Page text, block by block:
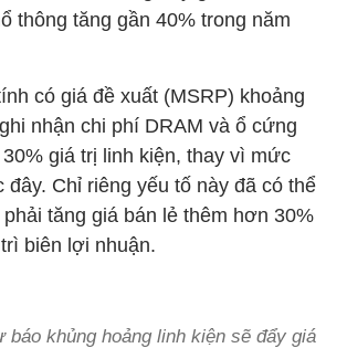
thông tăng gần 40% trong năm
có giá đề xuất (MSRP) khoảng
nhận chi phí DRAM và ổ cứng
giá trị linh kiện, thay vì mức
Chỉ riêng yếu tố này đã có thể
tăng giá bán lẻ thêm hơn 30%
biên lợi nhuận.
báo khủng hoảng linh kiện sẽ đẩy giá